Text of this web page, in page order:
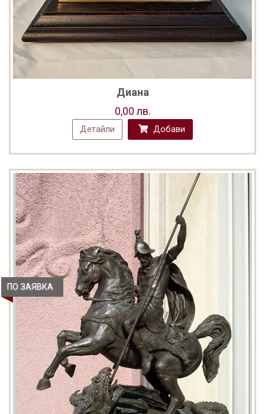
Диана
0,00 лв.
Детайли Добави
ПО ЗАЯВКА